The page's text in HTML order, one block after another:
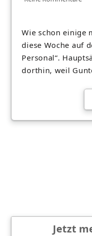
Wie schon einige
diese Woche auf
Personal“.
dorthin, weil
Jetzt